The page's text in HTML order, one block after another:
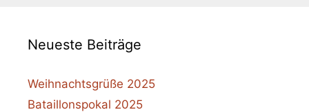
Neueste Beiträge
Weihnachtsgrüße 2025
Bataillonspokal 2025